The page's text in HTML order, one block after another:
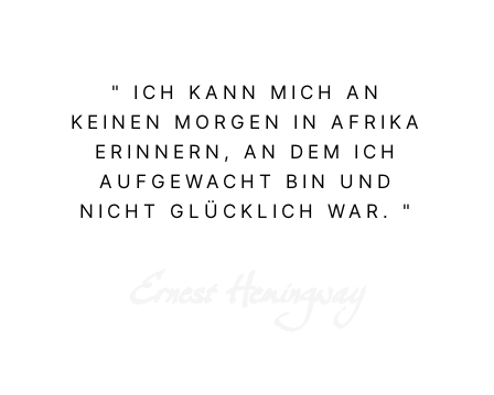
" ICH KANN MICH AN
KEINEN MORGEN IN AFRIKA
ERINNERN, AN DEM ICH
AUFGEWACHT BIN UND
NICHT GLÜCKLICH WAR. "